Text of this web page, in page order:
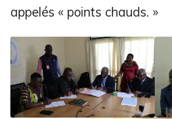
appelés « points chauds. »